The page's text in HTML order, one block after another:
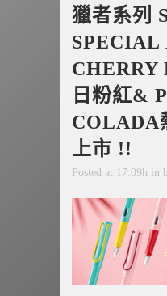
獵者系列
CHERRY
日粉紅&
COLADA
上市 !!
Posted at 17:09h in